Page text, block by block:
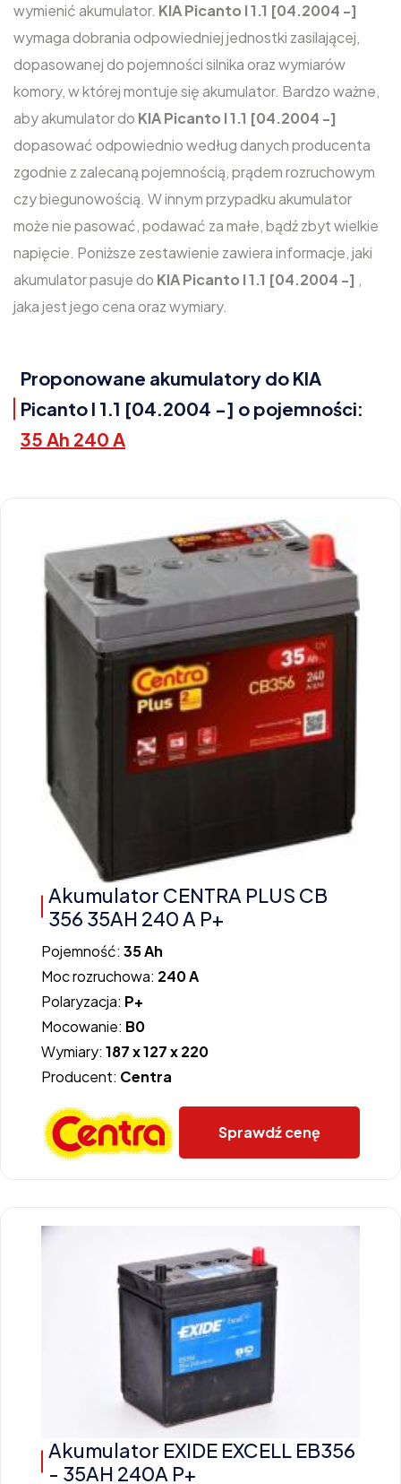
wymienić akumulator. KIA Picanto I 1.1 [04.2004 -]
wymaga dobrania odpowiedniej jednostki zasilającej,
dopasowanej do pojemności silnika oraz wymiarów
komory, w której montuje się akumulator. Bardzo ważne,
aby akumulator do KIA Picanto I 1.1 [04.2004 -]
dopasować odpowiednio według danych producenta
zgodnie z zalecaną pojemnością, prądem rozruchowym
czy biegunowością. W innym przypadku akumulator
może nie pasować, podawać za małe, bądź zbyt wielkie
napięcie. Poniższe zestawienie zawiera informacje, jaki
akumulator pasuje do KIA Picanto I 1.1 [04.2004 -] ,
jaka jest jego cena oraz wymiary.
Proponowane akumulatory do KIA
Picanto I 1.1 [04.2004 -] o pojemności:
35 Ah 240 A
Akumulator CENTRA PLUS CB
356 35AH 240 A P+
Pojemność: 35 Ah
Moc rozruchowa: 240 A
Polaryzacja: P+
Mocowanie: B0
Wymiary: 187 x 127 x 220
Producent: Centra
Sprawdź cenę
Akumulator EXIDE EXCELL EB356
- 35AH 240A P+